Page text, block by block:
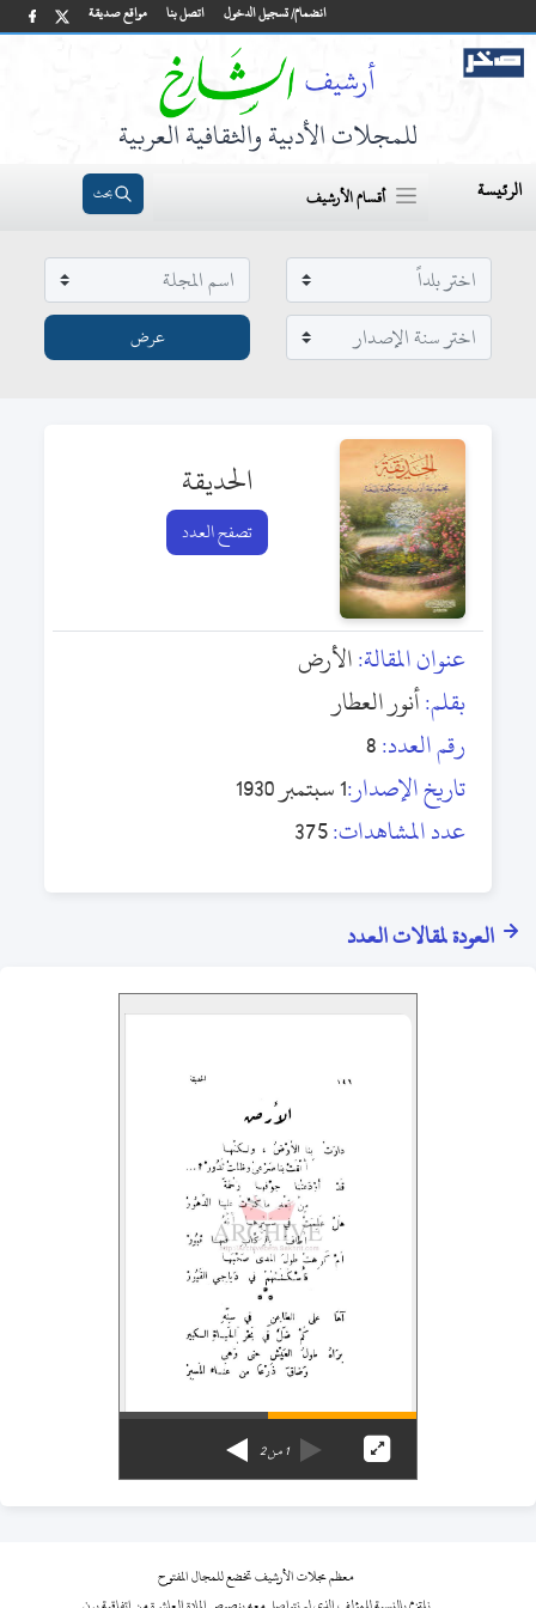
مواقع صديقة اتصل بنا انضمام/ تسجيل الدخول
للمجلات الأدبية والثقافية العربية
الرئيسة أقسام الأرشيف بحث
الحديقة
تصفح العدد
عنوان المقالة:الأرض
بقلم:أنور العطار
رقم العدد:8
تاريخ الإصدار:1 سبتمبر 1930
عدد المشاهدات:375
العودة لمقالات العدد
1من2
معظم مجلات الأرشيف تخضع للمجال المفتوح